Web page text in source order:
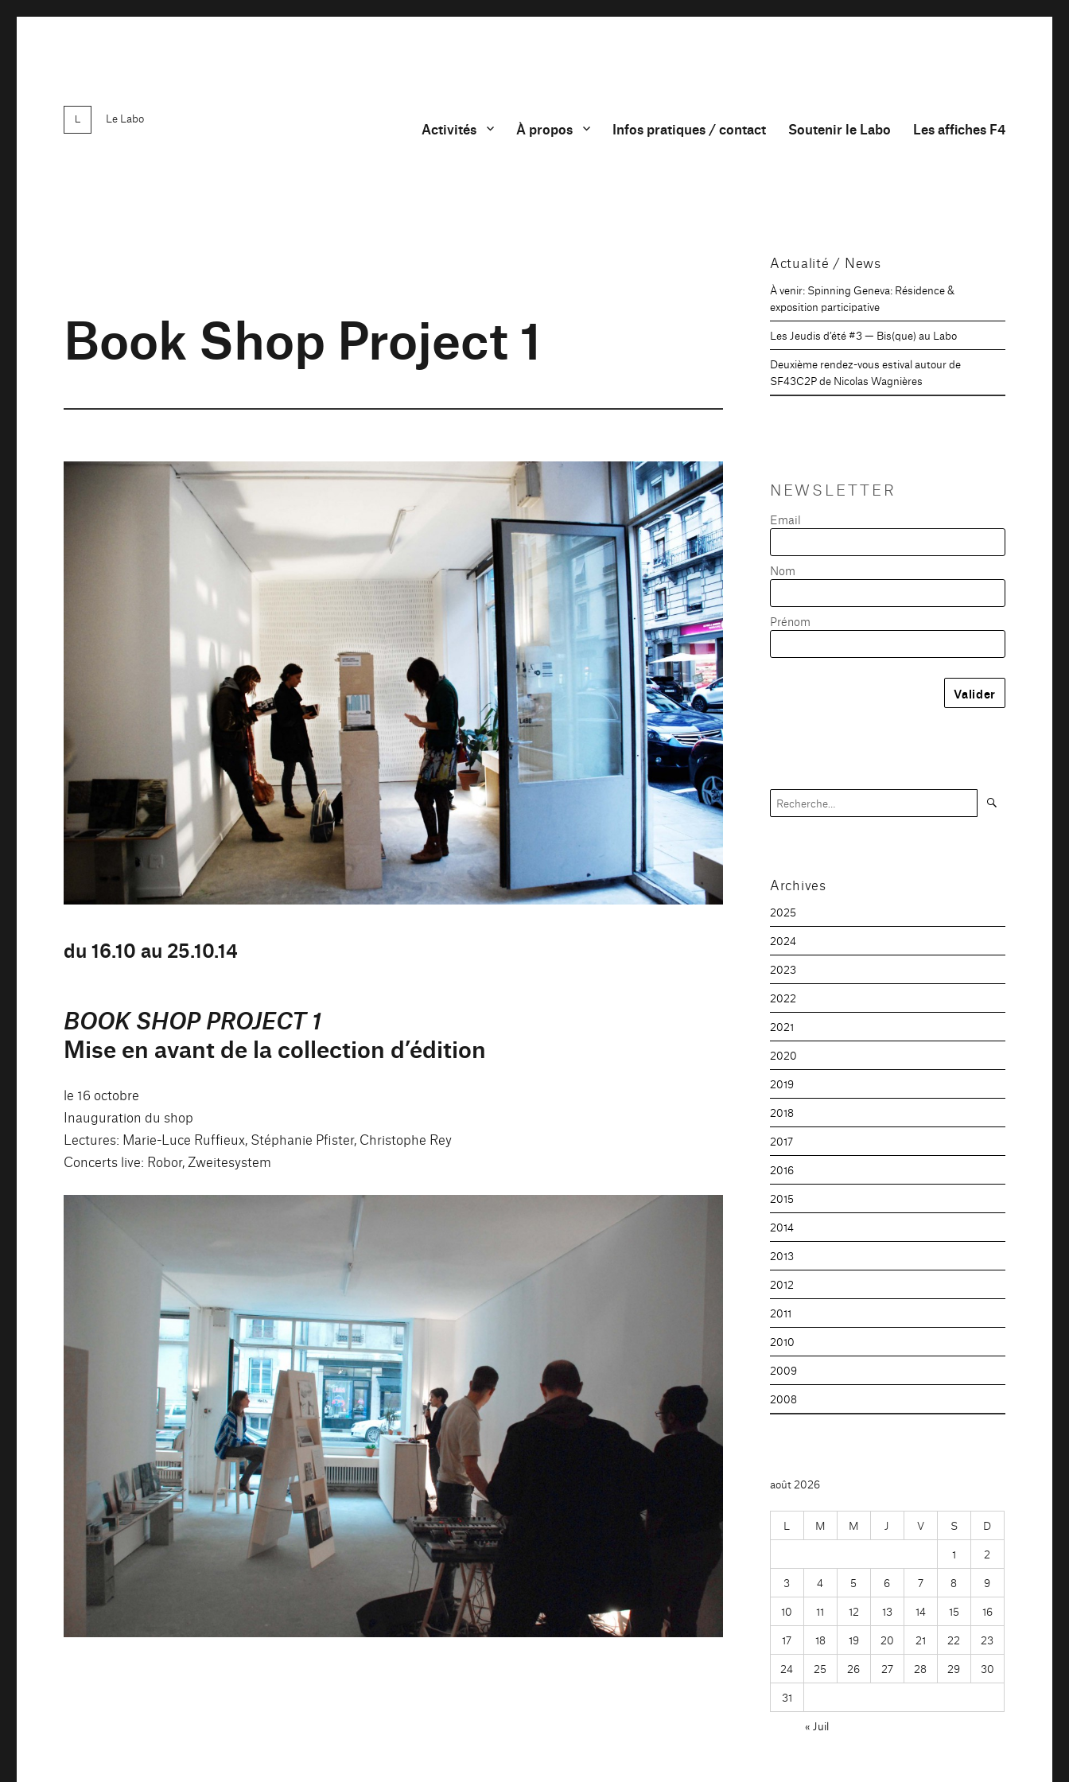
Le Labo
Activités À propos Infos pratiques / contact Soutenir le Labo Les affiches F4
Book Shop Project 1
du 16.10 au 25.10.14
BOOK SHOP PROJECT 1
Mise en avant de la collection d’édition
le 16 octobre
Inauguration du shop
Lectures: Marie-Luce Ruffieux, Stéphanie Pfister, Christophe Rey
Concerts live: Robor, Zweitesystem
Actualité / News
À venir: Spinning Geneva: Résidence &
exposition participative
Les Jeudis d’été #3 — Bis(que) au Labo
Deuxième rendez-vous estival autour de
SF43C2P de Nicolas Wagnières
NEWSLETTER
Email
Nom
Prénom
Recherche
pour :
Archives
2025
2024
2023
2022
2021
2020
2019
2018
2017
2016
2015
2014
2013
2012
2011
2010
2009
2008
août 2026
L M M J V S
D
1
2
3
4 5 6 7 8
9
10
11 12 13 14 15
16
17
18 19 20 21 22
23
24
25 26 27 28 29
30
31
« Juil